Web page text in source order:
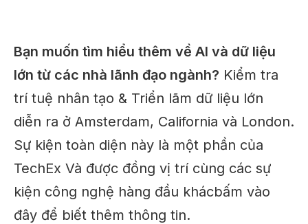
Bạn muốn tìm hiểu thêm về AI và dữ liệu
lớn từ các nhà lãnh đạo ngành? Kiểm tra
trí tuệ nhân tạo & Triển lãm dữ liệu lớn
diễn ra ở Amsterdam, California và London.
Sự kiện toàn diện này là một phần của
TechEx Và được đồng vị trícùng các sự
kiện công nghệ hàng đầu khácbấm vào
đây để biết thêm thông tin.